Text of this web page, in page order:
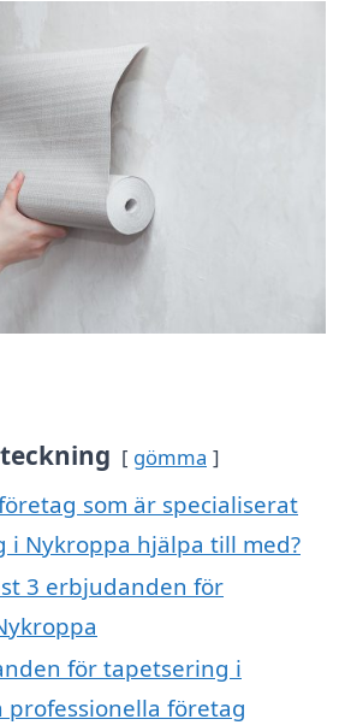
gömma
som är specialiserat
i Nykroppa hjälpa till med?
3 erbjudanden för
för tapetsering i
professionella företag